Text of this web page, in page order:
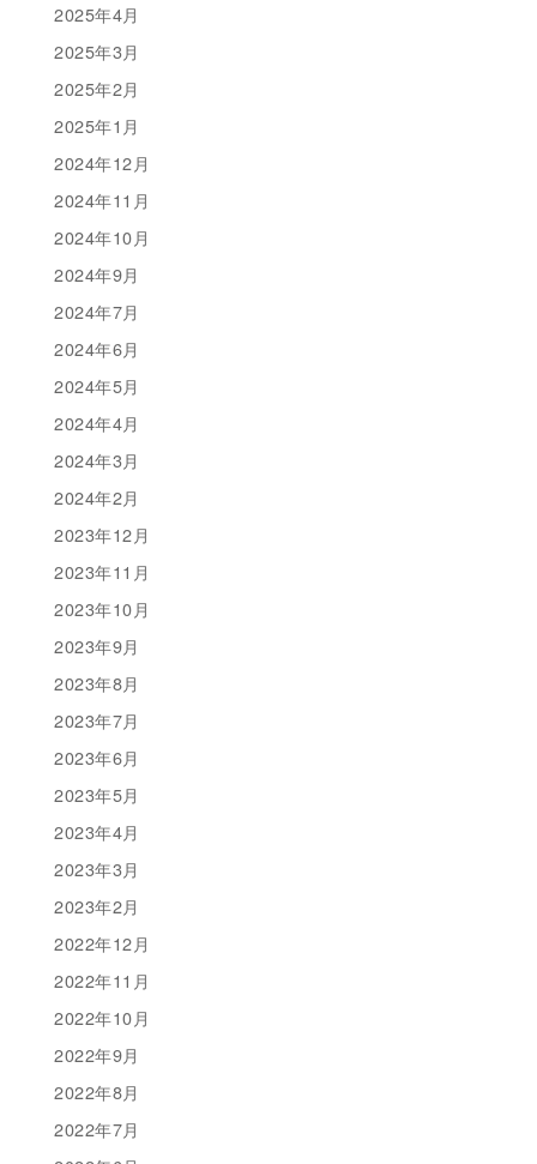
2025年4月
2025年3月
2025年2月
2025年1月
2024年12月
2024年11月
2024年10月
2024年9月
2024年7月
2024年6月
2024年5月
2024年4月
2024年3月
2024年2月
2023年12月
2023年11月
2023年10月
2023年9月
2023年8月
2023年7月
2023年6月
2023年5月
2023年4月
2023年3月
2023年2月
2022年12月
2022年11月
2022年10月
2022年9月
2022年8月
2022年7月